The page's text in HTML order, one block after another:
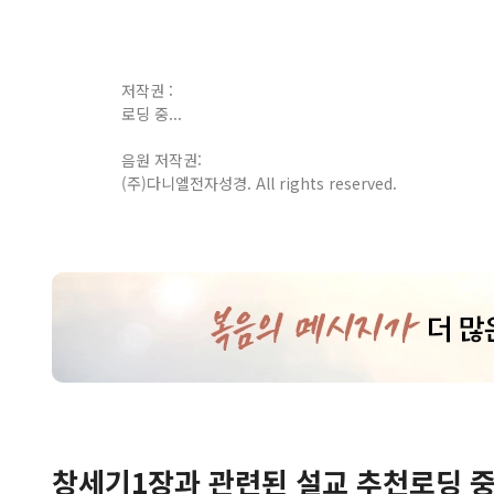
저작권 :
로딩 중...
음원 저작권:
(주)다니엘전자성경. All rights reserved.
창세기1장과 관련된 설교 추천로딩